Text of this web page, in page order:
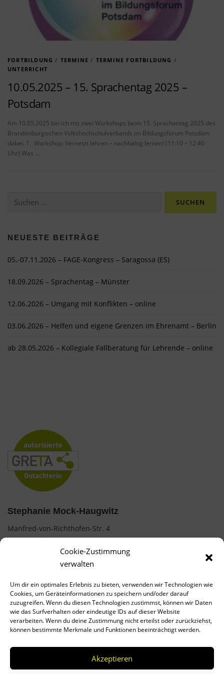
Cookie-Zustimmung
verwalten
Um dir ein optimales Erlebnis zu bieten, verwenden wir Technologien wie
Cookies, um Geräteinformationen zu speichern und/oder darauf
zuzugreifen. Wenn du diesen Technologien zustimmst, können wir Daten
wie das Surfverhalten oder eindeutige IDs auf dieser Website
verarbeiten. Wenn du deine Zustimmung nicht erteilst oder zurückziehst,
können bestimmte Merkmale und Funktionen beeinträchtigt werden.
Akzeptieren
FORTBILDUNG / TERMINE / TERMINE FORTBILDUNG /
UNTERRICHT
10.05.2025 – 15. Sprachentag 2025 –
Potsdam
Am 10.05.2025 bin ich mit zwei Workshops beim 15. Sprachentag 2025 des
Brandenburgischen Volkshochschulverbands im Bildungsforum Potsdam
dabei. 1. Workshop: Vernetzt lehren – nachhaltig lernen! (11:10 – 12:40
Uhr) Was …
NEUESTE BEITRÄGE
05.-07.11.2026 – FAGE-Kongress – Saragossa (ES)
18.09.2026 – Sprachentag – Münster
12.06.2026 – Umgang mit Konflikten – online
03.06.2026 – Helfen und eigene Grenzen im Ehrenamt – Berlin
ab 28.05.2026 – Kollegiale Fallberatung für Lehrende – online
Stephanie Mock-Haugwitz
Manfred-von-Richthofen-Str. 4
12101 Berlin
mock.stephanie@web.de
AGB
Impressum
Datenschutz
Cookies